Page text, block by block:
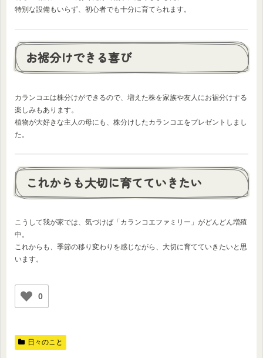
特別な設備もいらず、初心者でも十分に育てられます。
お裾分けできる喜び
カランコエは株分けができるので、増えた株を家族や友人にお裾分けする
楽しみもあります。
植物が大好きな主人の母にも、株分けしたカランコエをプレゼントしまし
た。
これからも大切に育てていきたい
こうして我が家では、気づけば「カランコエファミリー」がどんどん増殖
中。
これからも、季節の移り変わりを感じながら、大切に育てていきたいと思
います。
0
日々のこと